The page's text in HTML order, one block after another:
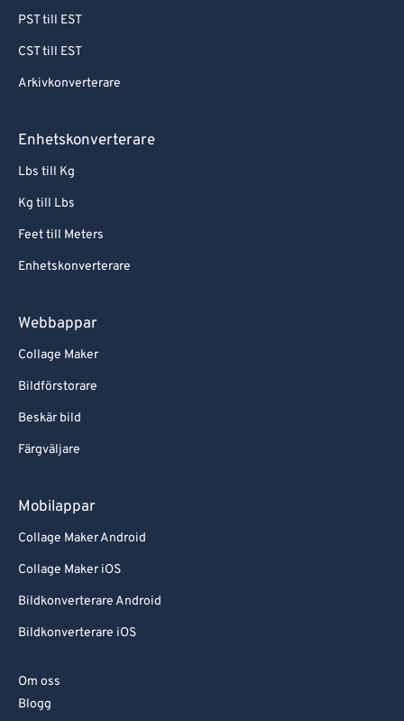
PST till EST
CST till EST
Arkivkonverterare
Enhetskonverterare
Lbs till Kg
Kg till Lbs
Feet till Meters
Enhetskonverterare
Webbappar
Collage Maker
Bildförstorare
Beskär bild
Färgväljare
Mobilappar
Collage Maker Android
Collage Maker iOS
Bildkonverterare Android
Bildkonverterare iOS
Om oss
Blogg